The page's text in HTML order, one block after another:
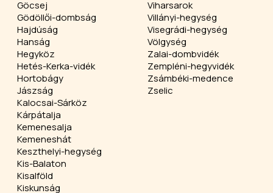
Göcsej
Gödöllői-dombság
Hajdúság
Hanság
Hegyköz
Hetés-Kerka-vidék
Hortobágy
Jászság
Kalocsai-Sárköz
Kárpátalja
Kemenesalja
Kemeneshát
Keszthelyi-hegység
Kis-Balaton
Kisalföld
Kiskunság
Viharsarok
Villányi-hegység
Visegrádi-hegység
Völgység
Zalai-dombvidék
Zempléni-hegyvidék
Zsámbéki-medence
Zselic